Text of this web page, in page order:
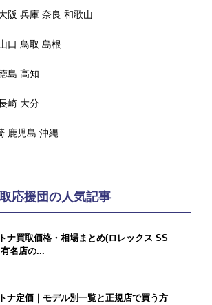
阪 兵庫 奈良 和歌山
口 鳥取 島根
島 高知
崎 大分
鹿児島 沖縄
応援団の人気記事
ナ買取価格・相場まとめ(ロレックス SS
名店の...
ナ定価｜モデル別一覧と正規店で買う方